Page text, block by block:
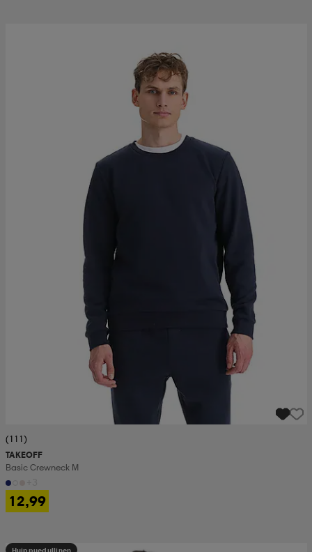
(111)
TAKEOFF
Basic Crewneck M
12,99
Huippuedullinen